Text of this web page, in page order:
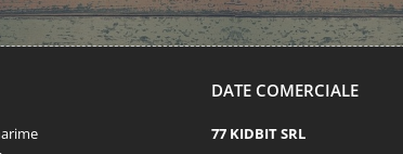
DATE COMERCIALE
77 KIDBIT SRL